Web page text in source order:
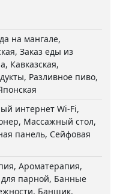
на мангале,
Заказ еды из
Кавказская,
Разливное пиво,
интернет Wi-Fi,
Массажный стол,
панель, Сейфовая
Ароматерапия,
парной, Банные
Банщик,